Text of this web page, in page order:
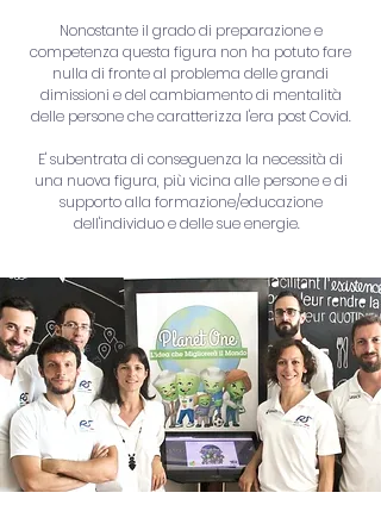
Nonostante il grado di preparazione e
competenza questa figura non ha potuto fare
nulla di fronte al problema delle grandi
dimissioni e del cambiamento di mentalità
delle persone che caratterizza l'era post Covid.
E' subentrata di conseguenza la necessità di
una nuova figura, più vicina alle persone e di
supporto alla formazione/educazione
dell'individuo e delle sue energie.